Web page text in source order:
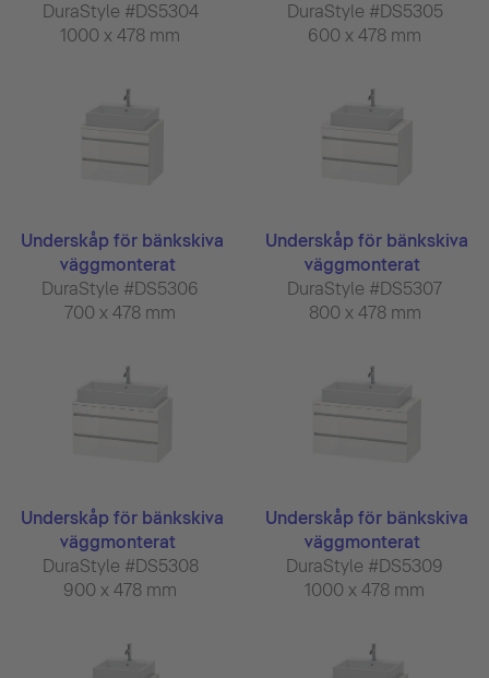
DuraStyle #DS5304
1000 x 478 mm
DuraStyle #DS5305
600 x 478 mm
Underskåp för bänkskiva
väggmonterat
DuraStyle #DS5306
700 x 478 mm
Underskåp för bänkskiva
väggmonterat
DuraStyle #DS5307
800 x 478 mm
Underskåp för bänkskiva
väggmonterat
DuraStyle #DS5308
900 x 478 mm
Underskåp för bänkskiva
väggmonterat
DuraStyle #DS5309
1000 x 478 mm